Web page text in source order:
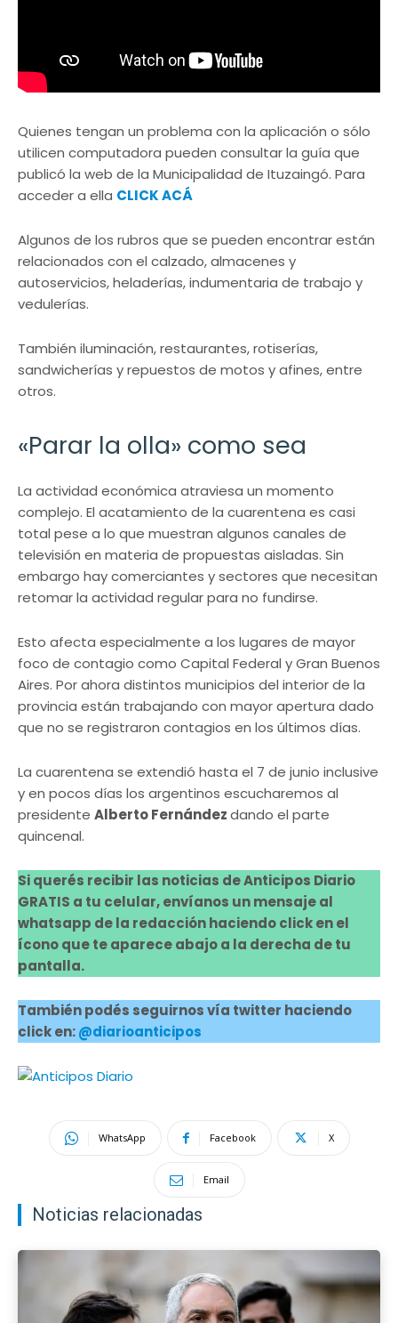
Quienes tengan un problema con la aplicación o sólo
utilicen computadora pueden consultar la guía que
publicó la web de la Municipalidad de Ituzaingó. Para
acceder a ella CLICK ACÁ
Algunos de los rubros que se pueden encontrar están
relacionados con el calzado, almacenes y
autoservicios, heladerías, indumentaria de trabajo y
vedulerías.
También iluminación, restaurantes, rotiserías,
sandwicherías y repuestos de motos y afines, entre
otros.
«Parar la olla» como sea
La actividad económica atraviesa un momento
complejo. El acatamiento de la cuarentena es casi
total pese a lo que muestran algunos canales de
televisión en materia de propuestas aisladas. Sin
embargo hay comerciantes y sectores que necesitan
retomar la actividad regular para no fundirse.
Esto afecta especialmente a los lugares de mayor
foco de contagio como Capital Federal y Gran Buenos
Aires. Por ahora distintos municipios del interior de la
provincia están trabajando con mayor apertura dado
que no se registraron contagios en los últimos días.
La cuarentena se extendió hasta el 7 de junio inclusive
y en pocos días los argentinos escucharemos al
presidente Alberto Fernándezdando el parte
quincenal.
Si querés recibir las noticias de Anticipos Diario
GRATIS a tu celular, envíanos un mensaje al
whatsapp de la redacción haciendo click en el
ícono que te aparece abajo a la derecha de tu
pantalla.
También podés seguirnos vía twitter haciendo
click en:@diarioanticipos
WhatsApp Facebook X
Email
Noticias relacionadas